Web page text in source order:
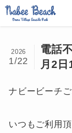
電話
月2日
2026
1/22
ナビービーチ
いつもご利用